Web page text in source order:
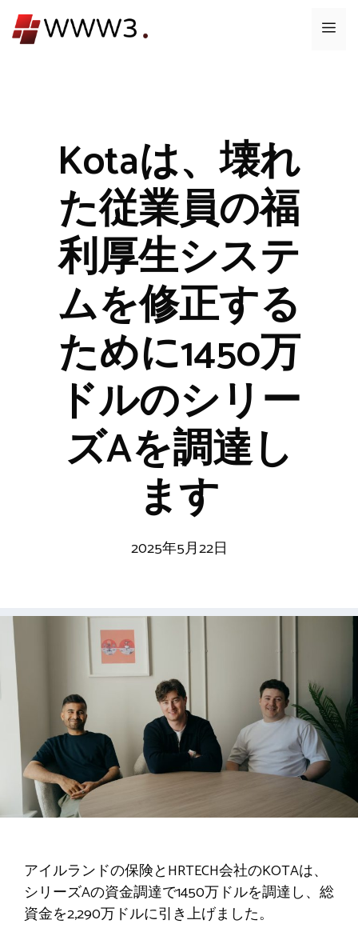
ン
メ
Kotaは、壊れ
た従業員の福
利厚生システ
ムを修正する
ために1450万
ドルのシリー
ズAを調達し
ます
2025年5月22日
アイルランドの保険とHRTECH会社のKOTAは、
シリーズAの資金調達で1450万ドルを調達し、総
資金を2,290万ドルに引き上げました。